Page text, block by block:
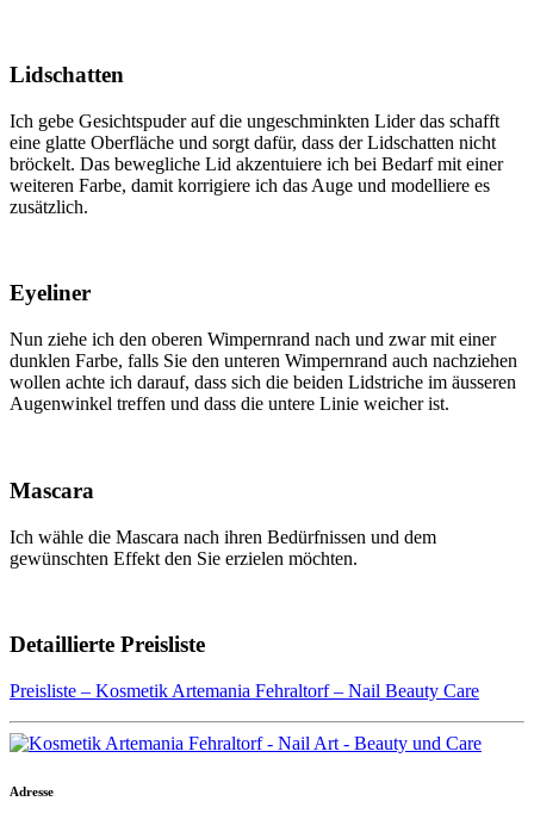
Lidschatten
Ich gebe Gesichtspuder auf die ungeschminkten Lider das schafft
eine glatte Oberfläche und sorgt dafür, dass der Lidschatten nicht
bröckelt. Das bewegliche Lid akzentuiere ich bei Bedarf mit einer
weiteren Farbe, damit korrigiere ich das Auge und modelliere es
zusätzlich.
Eyeliner
Nun ziehe ich den oberen Wimpernrand nach und zwar mit einer
dunklen Farbe, falls Sie den unteren Wimpernrand auch nachziehen
wollen achte ich darauf, dass sich die beiden Lidstriche im äusseren
Augenwinkel treffen und dass die untere Linie weicher ist.
Mascara
Ich wähle die Mascara nach ihren Bedürfnissen und dem
gewünschten Effekt den Sie erzielen möchten.
Detaillierte Preisliste
Preisliste – Kosmetik Artemania Fehraltorf – Nail Beauty Care
Adresse